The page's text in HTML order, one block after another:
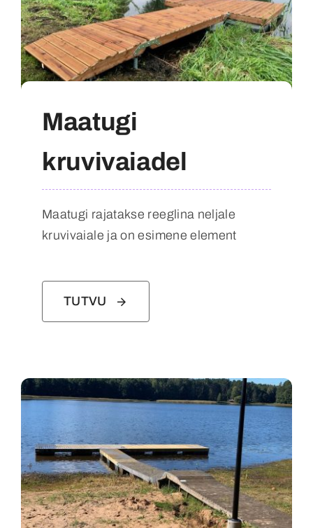
Maatugi
kruvivaiadel
Maatugi rajatakse reeglina neljale
kruvivaiale ja on esimene element
TUTVU